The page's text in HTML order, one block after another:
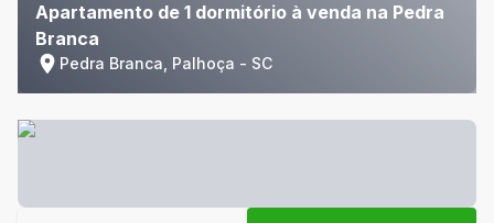
Apartamento de 1 dormitório à venda na Pedra
Branca
Pedra Branca, Palhoça - SC